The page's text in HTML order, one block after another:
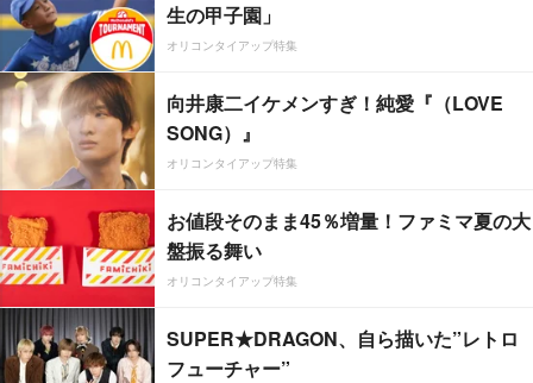
生の甲子園」
オリコンタイアップ特集
向井康二イケメンすぎ！純愛『（LOVE
SONG）』
オリコンタイアップ特集
お値段そのまま45％増量！ファミマ夏の大
盤振る舞い
オリコンタイアップ特集
SUPER★DRAGON、自ら描いた”レトロ
フューチャー”